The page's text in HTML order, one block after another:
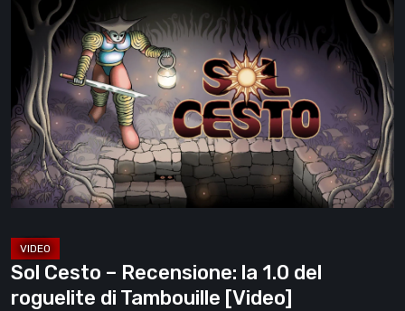
Cesto
Recensione:
la
1.0
del
roguelite
di
[Video]
Sol Cesto – Recensione: la 1.0 del
roguelite di Tambouille [Video]